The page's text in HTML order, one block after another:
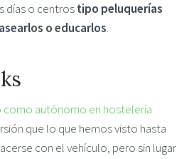
días o centrostipo peluquerías
o educarlos.
como autónomo en hostelería
que lo que hemos visto hasta
con el vehículo, pero sin lugar